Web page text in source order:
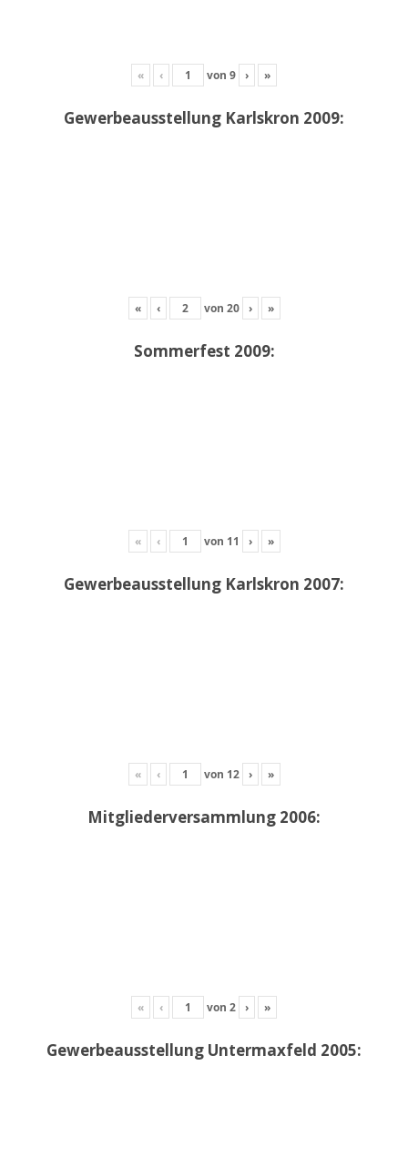
« ‹ von 9 › »
Gewerbeausstellung Karlskron 2009:
« ‹ von 20 › »
Sommerfest 2009:
« ‹ von 11 › »
Gewerbeausstellung Karlskron 2007:
« ‹ von 12 › »
Mitgliederversammlung 2006:
« ‹ von 2 › »
Gewerbeausstellung Untermaxfeld 2005: